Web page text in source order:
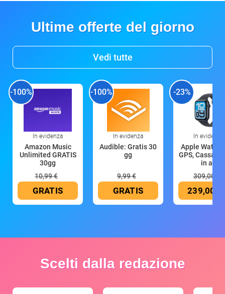
Ultime offerte del giorno
Vedi tutte
-100%
In evidenza
Amazon Music
Unlimited GRATIS
30gg
10,99 €
GRATIS
-100%
In evidenza
Audible: Gratis 30
gg
9,99 €
GRATIS
-23%
In evidenza
Apple Watch
GPS, Cassa
in all
309,00 €
239,00 €
Scelti dalla redazione